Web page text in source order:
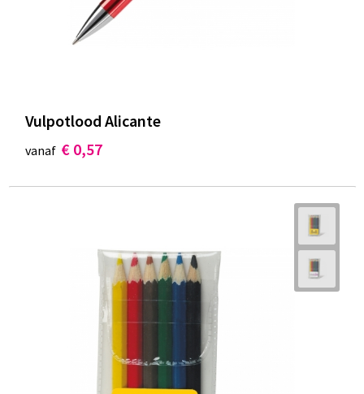
Vulpotlood Alicante
vanaf € 0,57